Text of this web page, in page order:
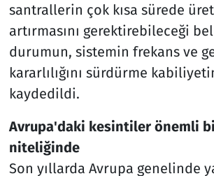
santrallerin çok kısa sürede
artırmasını gerektirebileceği
durumun, sistemin frekans ve
kararlılığını sürdürme
kaydedildi.
Avrupa'daki kesintiler önemli
niteliğinde
Son yıllarda Avrupa genelinde